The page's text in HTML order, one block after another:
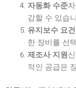
자동화 수준
감할 수 있습
유지보수 요건
한 장비를 선
제조사 지원
적인 공급은